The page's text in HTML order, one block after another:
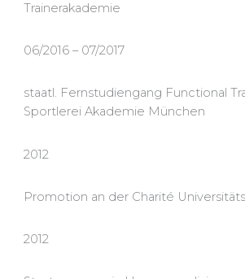
Trainerakademie
06/2016 – 07/2017
staatl. Fernstudiengang Functional
Sportlerei Akademie München
2012
Promotion an der Charité
2012